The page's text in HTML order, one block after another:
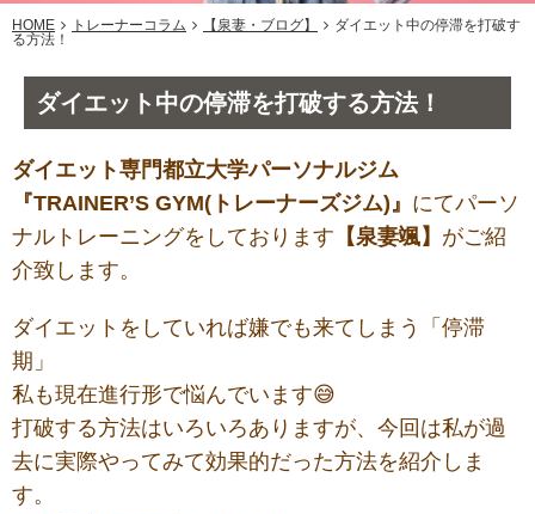
HOME トレーナーコラム 【泉妻・ブログ】
ダイエット中の停滞を打破す
る方法！
ダイエット中の停滞を打破する方法！
ダイエット専門都立大学パーソナルジム
『TRAINER’S GYM(トレーナーズジム)』 にてパーソ
ナルトレーニングをしております 【泉妻颯】 がご紹
介致します。
ダイエットをしていれば嫌でも来てしまう「停滞
期」
私も現在進行形で悩んでいます😅
打破する方法はいろいろありますが、今回は私が過
去に実際やってみて効果的だった方法を紹介しま
す。